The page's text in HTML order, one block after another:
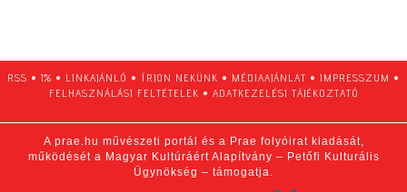
RSS • 1% • LINKAJÁNLÓ • ÍRJON NEKÜNK • MÉDIAAJÁNLAT • IMPRESSZUM •
FELHASZNÁLÁSI FELTÉTELEK • ADATKEZELÉSI TÁJÉKOZTATÓ
A prae.hu művészeti portál és a Prae folyóirat kiadását,
működését a Magyar Kultúráért Alapítvány – Petőfi Kulturális
Ügynökség – támogatja.